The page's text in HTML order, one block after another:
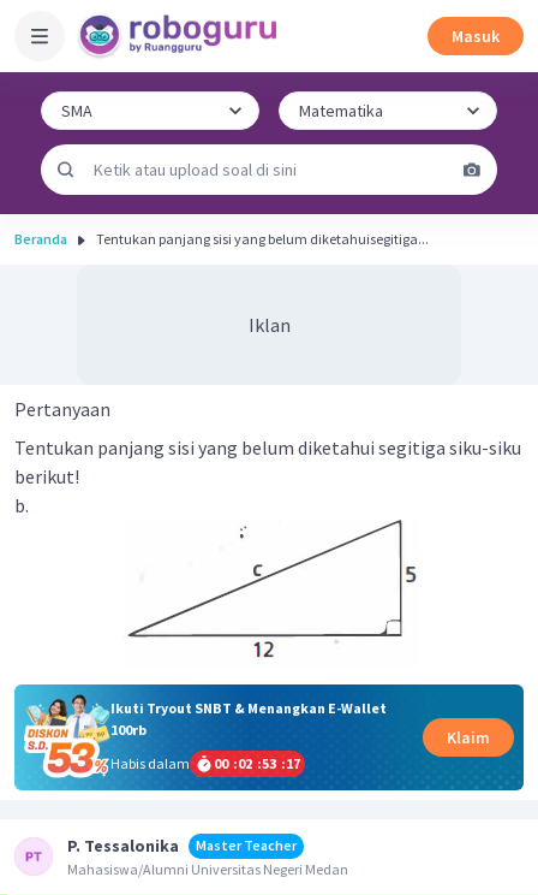
Masuk
Beranda Tentukan panjang sisi yang belum diketahuisegitiga...
Iklan
Pertanyaan
Tentukan panjang sisi yang belum diketahui segitiga siku-siku
berikut!
b.
Ikuti Tryout SNBT & Menangkan E-Wallet
100rb
Habis dalam
00 :02 :53 :17
Klaim
P. Tessalonika
Master Teacher
Mahasiswa/Alumni Universitas Negeri Medan